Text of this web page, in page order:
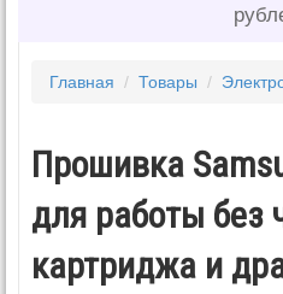
Главная / Товары /
Прошивка
для работы без
картриджа и